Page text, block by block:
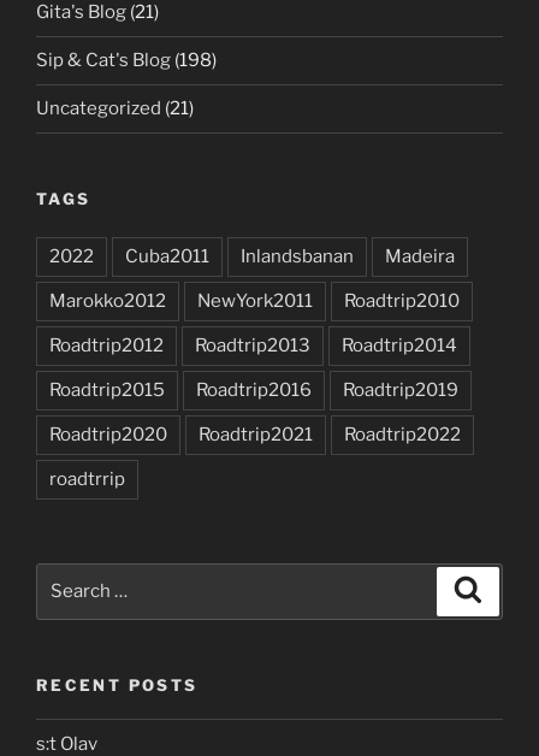
Gita's Blog (21)
Sip & Cat's Blog (198)
Uncategorized (21)
TAGS
2022 Cuba2011 Inlandsbanan Madeira
Marokko2012 NewYork2011 Roadtrip2010
Roadtrip2012 Roadtrip2013 Roadtrip2014
Roadtrip2015 Roadtrip2016 Roadtrip2019
Roadtrip2020 Roadtrip2021 Roadtrip2022
roadtrrip
RECENT POSTS
s:t Olav